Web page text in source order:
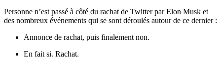
Personne n’est passé à côté du rachat de Twitter par Elon Musk et
des nombreux événements qui se sont déroulés autour de ce dernier :
Annonce de rachat, puis finalement non.
En fait si. Rachat.